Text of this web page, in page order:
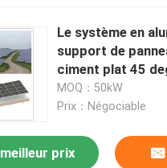
Le système en
support de
ciment plat 45
MGAS-II
MOQ：50kW
Prix：Négociable
meilleur prix